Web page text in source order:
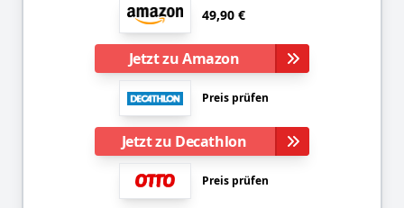
49,90 €
Jetzt zu Amazon
Preis prüfen
Jetzt zu Decathlon
Preis prüfen